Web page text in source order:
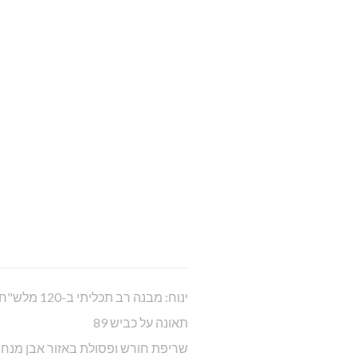
ינוח: מבנה רב תכליתי ב-120 מלש"ח
תאונה על כביש 89
שריפת חורש ופסולת באזור אבן